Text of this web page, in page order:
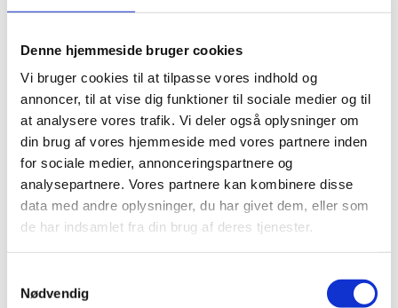
Denne hjemmeside bruger cookies
Vi bruger cookies til at tilpasse vores indhold og
annoncer, til at vise dig funktioner til sociale medier og til
at analysere vores trafik. Vi deler også oplysninger om
din brug af vores hjemmeside med vores partnere inden
for sociale medier, annonceringspartnere og
analysepartnere. Vores partnere kan kombinere disse
data med andre oplysninger, du har givet dem, eller som
de har indsamlet fra din brug af deres tjenester.
Nødvendig
Du kan læse OUTLOOK_ China - IoT Nation (Smart
For danske virksomheder og forskere er Kina både en
interessant inspirationskilde til muligheder og
begrænsninger i og med implementeringen af IoT.
Samtidig giver rapporterne også eksempler på, at en
lang række kinesiske aktører p.t. kigger mod udlandet
for at finde gode løsninger, som kan afprøves på det
kinesiske marked. Det er en oplagt mulighed for
danske IoT-virksomheder.
Som opfølgning på de to OUTLOOKS planlægger
ICDK Shanghai en studietur for danske IoT-
virksomheder og -forskere i løbet af 2020. For mere
Innovationsattaché Thomas Trøst Hansen på e-mail